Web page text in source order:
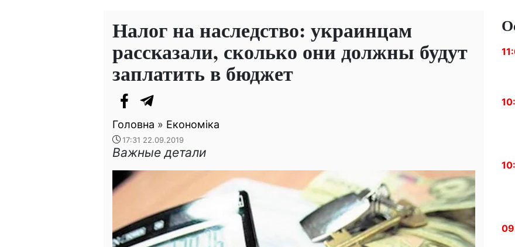
Налог на наследство: украинцам
рассказали, сколько они должны будут
заплатить в бюджет
Головна » Економіка
17:31 22.09.2019
Важные детали